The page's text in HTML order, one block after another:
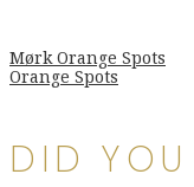
Mørk Orange Spots
Orange Spots
DID